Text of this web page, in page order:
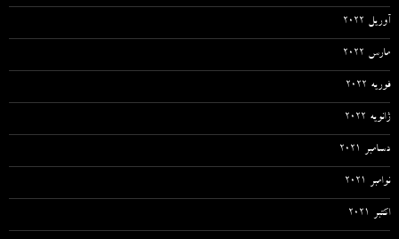
آوریل 2022
مارس 2022
فوریه 2022
ژانویه 2022
دسامبر 2021
نوامبر 2021
اکتبر 2021